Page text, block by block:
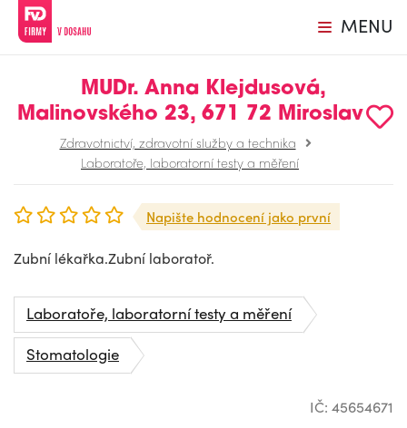
MENU
MUDr. Anna Klejdusová,
Malinovského 23, 671 72 Miroslav
Zdravotnictví, zdravotní služby a technika
Laboratoře, laboratorní testy a měření
Napište hodnocení jako první
Zubní lékařka.Zubní laboratoř.
Laboratoře, laboratorní testy a měření
Stomatologie
IČ: 45654671